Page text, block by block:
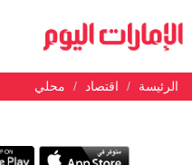
الرئيسة اقتصاد محلي